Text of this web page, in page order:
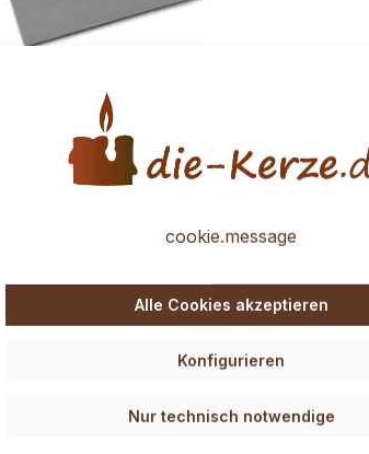
quadrat Ornamente"
cookie.message
Nur technisch notwendige
Konfigurieren
Alle Cookies akzeptieren